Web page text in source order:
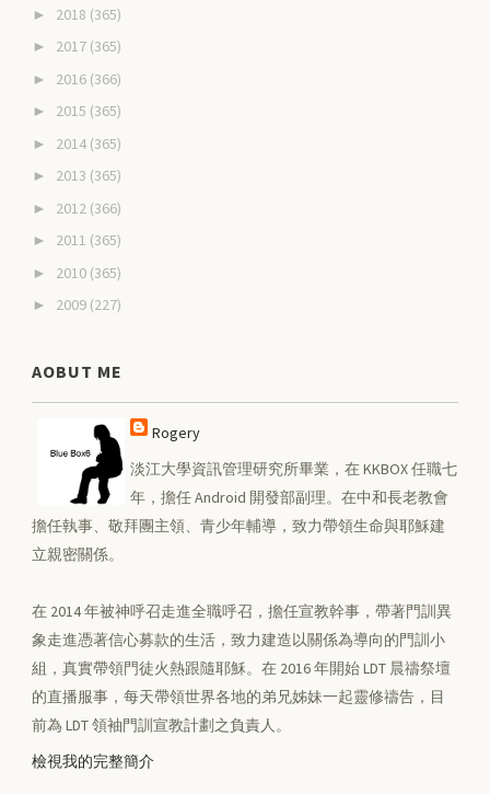
► 2018 (365)
► 2017 (365)
► 2016 (366)
► 2015 (365)
► 2014 (365)
► 2013 (365)
► 2012 (366)
► 2011 (365)
► 2010 (365)
► 2009 (227)
AOBUT ME
Rogery
淡江大學資訊管理研究所畢業，在 KKBOX 任職七
年，擔任 Android 開發部副理。在中和長老教會
擔任執事、敬拜團主領、青少年輔導，致力帶領生命與耶穌建
立親密關係。
在 2014 年被神呼召走進全職呼召，擔任宣教幹事，帶著門訓異
象走進憑著信心募款的生活，致力建造以關係為導向的門訓小
組，真實帶領門徒火熱跟隨耶穌。在 2016 年開始 LDT 晨禱祭壇
的直播服事，每天帶領世界各地的弟兄姊妹一起靈修禱告，目
前為 LDT 領袖門訓宣教計劃之負責人。
檢視我的完整簡介